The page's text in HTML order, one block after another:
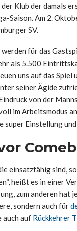
Klub der damals
Saison. Am 2.
SV.
für das
als 5.500
uns auf das Spiel
seiner Ägide
von der
im Arbeitsmodus
super Einstellung
einsatzfähig sind,
heißt es in einer
zum anderen hat
sondern auch für
auch auf Rückkehrer